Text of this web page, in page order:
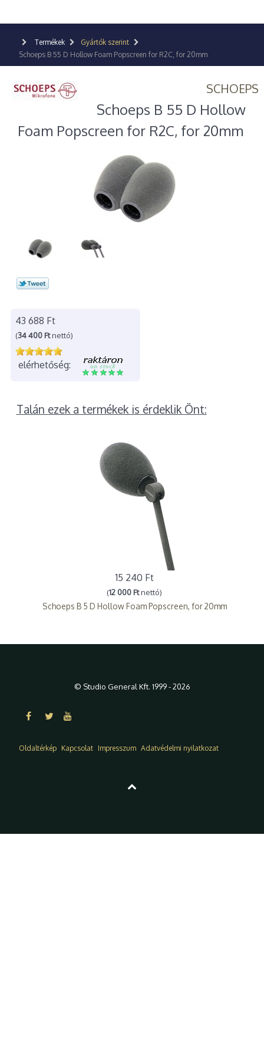
Termékek
Gyártók szerint
Schoeps B 55 D Hollow Foam Popscreen for R2C, for 20mm
SCHOEPS
Schoeps B 55 D Hollow
Foam Popscreen for R2C, for 20mm
43 688 Ft
(34 400 Ftnettó)
elérhetőség:
Talán ezek a termékek is érdeklik Önt:
15 240 Ft
(12 000 Ftnettó)
Schoeps B 5 D Hollow Foam Popscreen, for 20mm
© Studio General Kft. 1999 - 2026
Oldaltérkép Kapcsolat Impresszum Adatvédelmi nyilatkozat